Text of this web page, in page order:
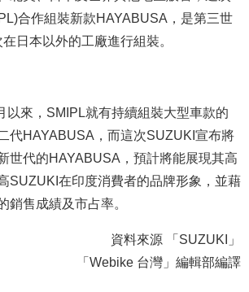
合作組裝新款HAYABUSA，是第三世
日本以外的工廠進行組裝。
以來，SMIPL就有持續組裝大型車款的
代HAYABUSA，而這次SUZUKI宣布將
世代的HAYABUSA，預計將能展現其高
SUZUKI在印度消費者的品牌形象，並藉
銷售成績及市占率。
資料來源 「SUZUKI」
「Webike 台灣」編輯部編譯